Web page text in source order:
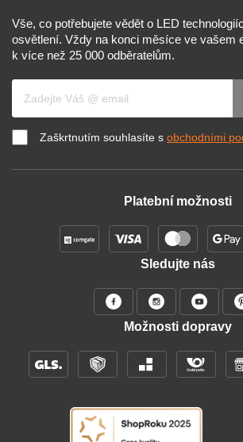
Vše, co potřebujete vědět o LED
osvětlení. Vždy na konci měsíce ve vašem
k více než 25 000 odběratelům.
Zaškrtnutím souhlasíte s obchodními
Platební možnosti
Sledujte nás
Možnosti dopravy